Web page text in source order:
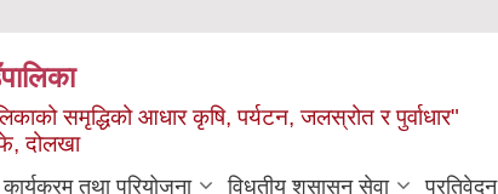
समृद्धिको आधार कृषि, पर्यटन, जलस्रोत र पुर्वाधार"
दोलखा
कार्यक्रम तथा परियोजना विधुतीय शुसासन सेवा प्रतिवेदन